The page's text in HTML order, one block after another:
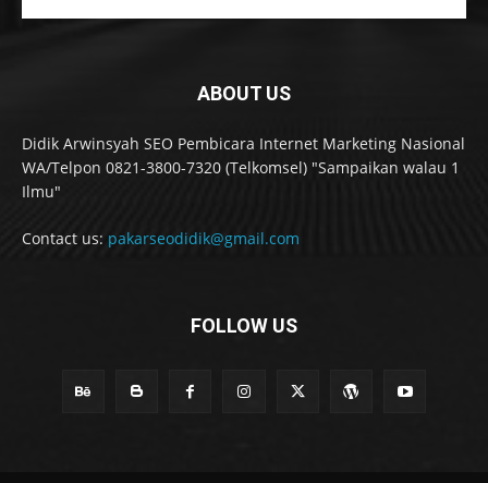
ABOUT US
Didik Arwinsyah SEO Pembicara Internet Marketing Nasional
WA/Telpon 0821-3800-7320 (Telkomsel) "Sampaikan walau 1
Ilmu"
Contact us: pakarseodidik@gmail.com
FOLLOW US